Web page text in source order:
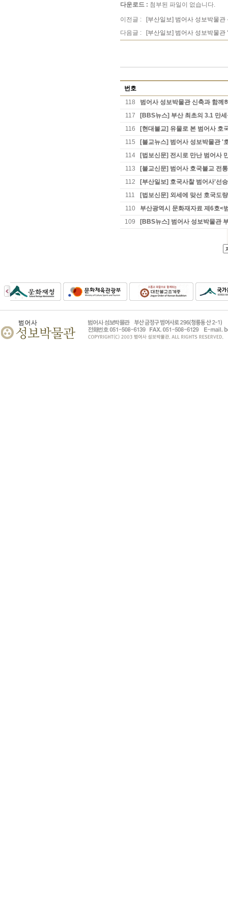
다운로드 : 첨부된 파일이 없습니다.
이전글 :
[부산일보] 범어사 성보박물
다음글 :
[부산일보] 범어사 성보박물관
번호
118
범어사 성보박물관 신축과 함께
117
[BBS뉴스] 부산 최초의 3.1 만
116
[현대불교] 유물로 본 범어사 호
115
[불교뉴스] 범어사 성보박물관 '
114
[법보신문] 전시로 만난 범어사
113
[불교신문] 범어사 호국불교 전
112
[부산일보] 호국사찰 범어사'선
111
[법보신문] 외세에 맞선 호국도
110
부산광역시 문화재자료 제6호<
109
[BBS뉴스] 범어사 성보박물관